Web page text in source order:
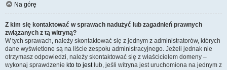
Na górę
Z kim się kontaktować w sprawach nadużyć lub zagadnień prawnych
związanych z tą witryną?
W tych sprawach, należy skontaktować się z jednym z administratorów, których
dane wyświetlone są na liście zespołu administracyjnego. Jeżeli jednak nie
otrzymasz odpowiedzi, należy skontaktować się z właścicielem domeny –
wykonaj sprawdzenie kto to jestlub, jeśli witryna jest uruchomiona na jednym z